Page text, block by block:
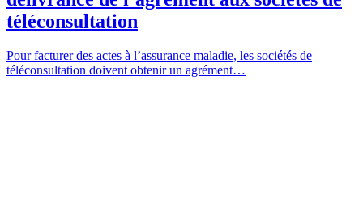
téléconsultation
Pour facturer des actes à l’assurance maladie, les sociétés de
téléconsultation doivent obtenir un agrément…